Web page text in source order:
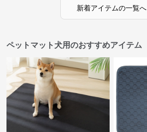
新着アイテムの一覧へ
ペットマット犬用のおすすめアイテム